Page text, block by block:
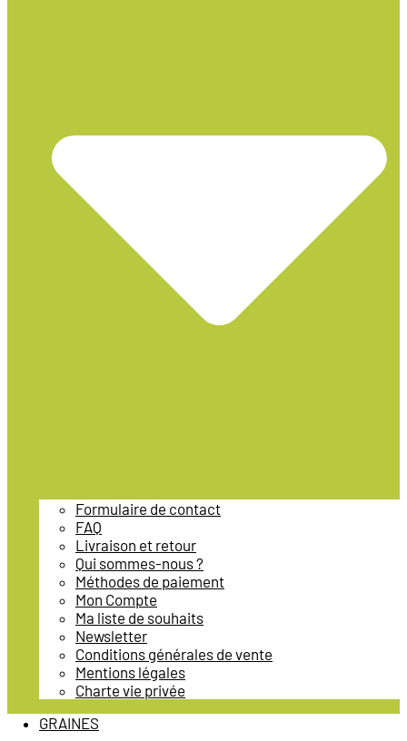
Formulaire de contact
FAQ
Livraison et retour
Qui sommes-nous ?
Méthodes de paiement
Mon Compte
Ma liste de souhaits
Newsletter
Conditions générales de vente
Mentions légales
Charte vie privée
GRAINES